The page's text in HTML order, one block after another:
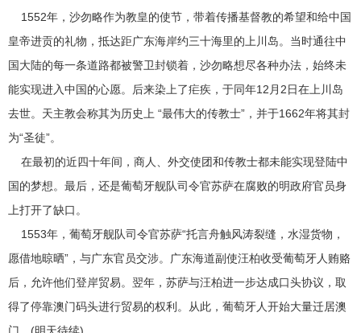
1552年，沙勿略作为教皇的使节，带着传播基督教的希望和给中国
皇帝进贡的礼物，抵达距广东海岸约三十海里的上川岛。当时通往中
国大陆的每一条道路都被警卫封锁着，沙勿略想尽各种办法，始终未
能实现进入中国的心愿。后来染上了疟疾，于同年12月2日在上川岛
去世。天主教会称其为历史上 “最伟大的传教士”，并于1662年将其封
为“圣徒”。
在最初的近四十年间，商人、外交使团和传教士都未能实现登陆中
国的梦想。最后，还是葡萄牙舰队司令官苏萨在腐败的明政府官员身
上打开了缺口。
1553年，葡萄牙舰队司令官苏萨“托言舟触风涛裂缝，水湿货物，
愿借地晾晒”，与广东官员交涉。广东海道副使汪柏收受葡萄牙人贿赂
后，允许他们登岸贸易。翌年，苏萨与汪柏进一步达成口头协议，取
得了停靠澳门码头进行贸易的权利。从此，葡萄牙人开始大量迁居澳